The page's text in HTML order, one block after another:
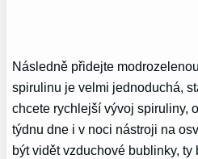
Následně přidejte
spirulinu je velmi jednoduchá,
chcete rychlejší vývoj spiruliny,
týdnu dne i v noci nástroji na
být vidět vzduchové bublinky,